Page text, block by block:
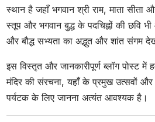
स्थान है जहाँ भगवान श्री राम, माता
स्तूप और भगवान बुद्ध के पदचिह्नों की छवि
और बौद्ध सभ्यता का अद्भुत और शांत संगम
इस विस्तृत और जानकारीपूर्ण ब्लॉग पोस्ट
मंदिर की संरचना, यहाँ के प्रमुख उत्सवों और
पर्यटक के लिए जानना अत्यंत आवश्यक है।